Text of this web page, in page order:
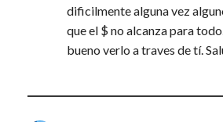
dificilmente alguna vez
que el $ no alcanza para
bueno verlo a traves de tí.